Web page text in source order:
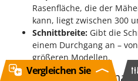
Rasenfläche, die der
kann, liegt zwischen 300
Schnittbreite: Gibt die
einem Durchgang an –
größeren Modellen.
Wann verwendet
Vergleichen Sie